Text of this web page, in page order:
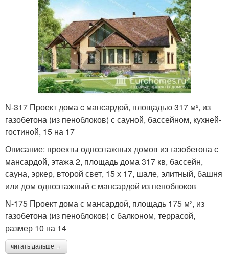
N-317 Проект дома c мансардой, площадью 317 м², из
газобетона (из пеноблоков) с сауной, бассейном, кухней-
гостиной, 15 на 17
Описание: проекты одноэтажных домов из газобетона с
мансардой, этажа 2, площадь дома 317 кв, бассейн,
сауна, эркер, второй свет, 15 х 17, шале, элитный, башня
или дом одноэтажный с мансардой из пеноблоков
N-175 Проект дома с мансардой, площадь 175 м², из
газобетона (из пеноблоков) с балконом, террасой,
размер 10 на 14
читать дальше →